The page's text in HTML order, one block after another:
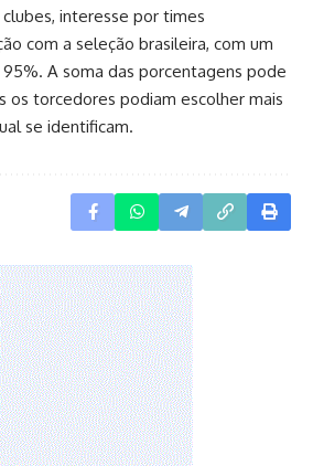
interesse por times
com a seleção brasileira, com um
A soma das porcentagens pode
os torcedores podiam escolher mais
se identificam.